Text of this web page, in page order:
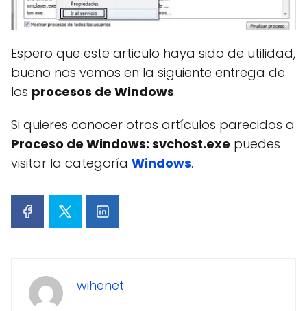
Espero que este articulo haya sido de utilidad,
bueno nos vemos en la siguiente entrega de
los procesos de Windows.
Si quieres conocer otros artículos parecidos a
Proceso de Windows: svchost.exe puedes
visitar la categoría Windows.
wihenet